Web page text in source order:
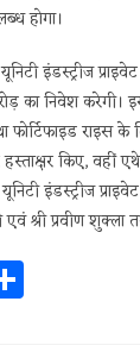
होगा।
इंडस्ट्रीज
का निवेश करेगी।
फोर्टिफाइड
किए, वहीं
इंडस्ट्रीज
श्री प्रवीण